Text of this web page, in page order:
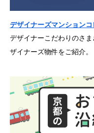
デザイナーズマンション
デザイナーこだわりのさ
ザイナーズ物件をご紹介。